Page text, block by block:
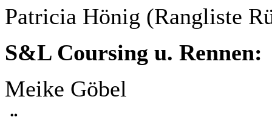
Patricia Hönig (Rangliste
S&L Coursing u. Rennen:
Meike Göbel